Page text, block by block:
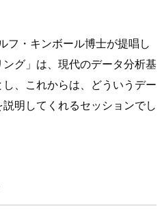
フ・キンボール博士が提唱し
グ」は、現代のデータ分析基
、これからは、どういうデー
明してくれるセッションでし